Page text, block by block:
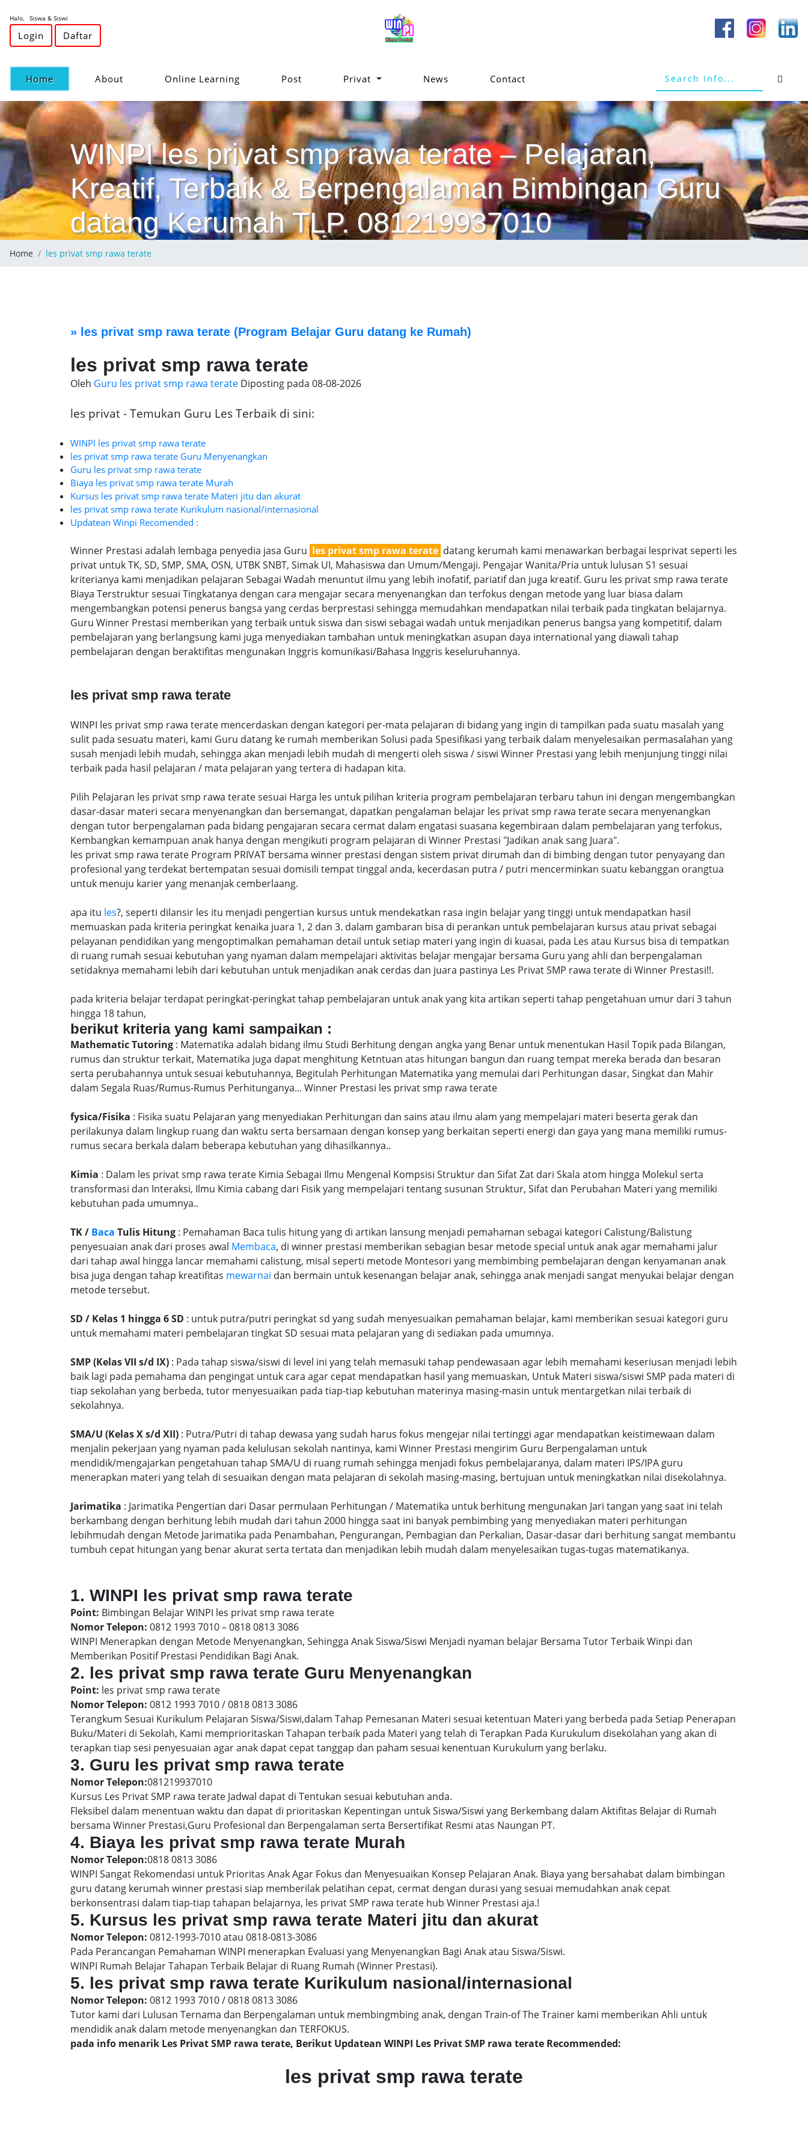
Halo, Siswa & Siswi
Login Daftar
Home(current) About Online Learning Post Privat News Contact
WINPI les privat smp rawa terate – Pelajaran,
Kreatif, Terbaik & Berpengalaman Bimbingan Guru
datang Kerumah TLP. 081219937010
Home les privat smp rawa terate
» les privat smp rawa terate (Program Belajar Guru datang ke Rumah)
les privat smp rawa terate
Oleh Guru les privat smp rawa terate Diposting pada 08-08-2026
les privat - Temukan Guru Les Terbaik di sini:
WINPI les privat smp rawa terate
les privat smp rawa terate Guru Menyenangkan
Guru les privat smp rawa terate
Biaya les privat smp rawa terate Murah
Kursus les privat smp rawa terate Materi jitu dan akurat
les privat smp rawa terate Kurikulum nasional/internasional
Updatean Winpi Recomended :
Winner Prestasi adalah lembaga penyedia jasa Guru les privat smp rawa terate datang kerumah kami menawarkan berbagai lesprivat seperti les
privat untuk TK, SD, SMP, SMA, OSN, UTBK SNBT, Simak UI, Mahasiswa dan Umum/Mengaji. Pengajar Wanita/Pria untuk lulusan S1 sesuai
kriterianya kami menjadikan pelajaran Sebagai Wadah menuntut ilmu yang lebih inofatif, pariatif dan juga kreatif. Guru les privat smp rawa terate
Biaya Terstruktur sesuai Tingkatanya dengan cara mengajar secara menyenangkan dan terfokus dengan metode yang luar biasa dalam
mengembangkan potensi penerus bangsa yang cerdas berprestasi sehingga memudahkan mendapatkan nilai terbaik pada tingkatan belajarnya.
Guru Winner Prestasi memberikan yang terbaik untuk siswa dan siswi sebagai wadah untuk menjadikan penerus bangsa yang kompetitif, dalam
pembelajaran yang berlangsung kami juga menyediakan tambahan untuk meningkatkan asupan daya international yang diawali tahap
pembelajaran dengan beraktifitas mengunakan Inggris komunikasi/Bahasa Inggris keseluruhannya.
les privat smp rawa terate
WINPI les privat smp rawa terate mencerdaskan dengan kategori per-mata pelajaran di bidang yang ingin di tampilkan pada suatu masalah yang
sulit pada sesuatu materi, kami Guru datang ke rumah memberikan Solusi pada Spesifikasi yang terbaik dalam menyelesaikan permasalahan yang
susah menjadi lebih mudah, sehingga akan menjadi lebih mudah di mengerti oleh siswa / siswi Winner Prestasi yang lebih menjunjung tinggi nilai
terbaik pada hasil pelajaran / mata pelajaran yang tertera di hadapan kita.
Pilih Pelajaran les privat smp rawa terate sesuai Harga les untuk pilihan kriteria program pembelajaran terbaru tahun ini dengan mengembangkan
dasar-dasar materi secara menyenangkan dan bersemangat, dapatkan pengalaman belajar les privat smp rawa terate secara menyenangkan
dengan tutor berpengalaman pada bidang pengajaran secara cermat dalam engatasi suasana kegembiraan dalam pembelajaran yang terfokus,
Kembangkan kemampuan anak hanya dengan mengikuti program pelajaran di Winner Prestasi "Jadikan anak sang Juara".
les privat smp rawa terate Program PRIVAT bersama winner prestasi dengan sistem privat dirumah dan di bimbing dengan tutor penyayang dan
profesional yang terdekat bertempatan sesuai domisili tempat tinggal anda, kecerdasan putra / putri mencerminkan suatu kebanggan orangtua
untuk menuju karier yang menanjak cemberlaang.
apa itu les?, seperti dilansir les itu menjadi pengertian kursus untuk mendekatkan rasa ingin belajar yang tinggi untuk mendapatkan hasil
memuaskan pada kriteria peringkat kenaika juara 1, 2 dan 3. dalam gambaran bisa di perankan untuk pembelajaran kursus atau privat sebagai
pelayanan pendidikan yang mengoptimalkan pemahaman detail untuk setiap materi yang ingin di kuasai, pada Les atau Kursus bisa di tempatkan
di ruang rumah sesuai kebutuhan yang nyaman dalam mempelajari aktivitas belajar mengajar bersama Guru yang ahli dan berpengalaman
setidaknya memahami lebih dari kebutuhan untuk menjadikan anak cerdas dan juara pastinya Les Privat SMP rawa terate di Winner Prestasi!!.
pada kriteria belajar terdapat peringkat-peringkat tahap pembelajaran untuk anak yang kita artikan seperti tahap pengetahuan umur dari 3 tahun
hingga 18 tahun,
berikut kriteria yang kami sampaikan :
Mathematic Tutoring : Matematika adalah bidang ilmu Studi Berhitung dengan angka yang Benar untuk menentukan Hasil Topik pada Bilangan,
rumus dan struktur terkait, Matematika juga dapat menghitung Ketntuan atas hitungan bangun dan ruang tempat mereka berada dan besaran
serta perubahannya untuk sesuai kebutuhannya, Begitulah Perhitungan Matematika yang memulai dari Perhitungan dasar, Singkat dan Mahir
dalam Segala Ruas/Rumus-Rumus Perhitunganya... Winner Prestasi les privat smp rawa terate
fysica/Fisika : Fisika suatu Pelajaran yang menyediakan Perhitungan dan sains atau ilmu alam yang mempelajari materi beserta gerak dan
perilakunya dalam lingkup ruang dan waktu serta bersamaan dengan konsep yang berkaitan seperti energi dan gaya yang mana memiliki rumus-
rumus secara berkala dalam beberapa kebutuhan yang dihasilkannya..
Kimia : Dalam les privat smp rawa terate Kimia Sebagai Ilmu Mengenal Kompsisi Struktur dan Sifat Zat dari Skala atom hingga Molekul serta
transformasi dan Interaksi, Ilmu Kimia cabang dari Fisik yang mempelajari tentang susunan Struktur, Sifat dan Perubahan Materi yang memiliki
kebutuhan pada umumnya..
TK / Baca Tulis Hitung : Pemahaman Baca tulis hitung yang di artikan lansung menjadi pemahaman sebagai kategori Calistung/Balistung
penyesuaian anak dari proses awal Membaca, di winner prestasi memberikan sebagian besar metode special untuk anak agar memahami jalur
dari tahap awal hingga lancar memahami calistung, misal seperti metode Montesori yang membimbing pembelajaran dengan kenyamanan anak
bisa juga dengan tahap kreatifitas mewarnai dan bermain untuk kesenangan belajar anak, sehingga anak menjadi sangat menyukai belajar dengan
metode tersebut.
SD / Kelas 1 hingga 6 SD : untuk putra/putri peringkat sd yang sudah menyesuaikan pemahaman belajar, kami memberikan sesuai kategori guru
untuk memahami materi pembelajaran tingkat SD sesuai mata pelajaran yang di sediakan pada umumnya.
SMP (Kelas VII s/d IX) : Pada tahap siswa/siswi di level ini yang telah memasuki tahap pendewasaan agar lebih memahami keseriusan menjadi lebih
baik lagi pada pemahama dan pengingat untuk cara agar cepat mendapatkan hasil yang memuaskan, Untuk Materi siswa/siswi SMP pada materi di
tiap sekolahan yang berbeda, tutor menyesuaikan pada tiap-tiap kebutuhan materinya masing-masin untuk mentargetkan nilai terbaik di
sekolahnya.
SMA/U (Kelas X s/d XII) : Putra/Putri di tahap dewasa yang sudah harus fokus mengejar nilai tertinggi agar mendapatkan keistimewaan dalam
menjalin pekerjaan yang nyaman pada kelulusan sekolah nantinya, kami Winner Prestasi mengirim Guru Berpengalaman untuk
mendidik/mengajarkan pengetahuan tahap SMA/U di ruang rumah sehingga menjadi fokus pembelajaranya, dalam materi IPS/IPA guru
menerapkan materi yang telah di sesuaikan dengan mata pelajaran di sekolah masing-masing, bertujuan untuk meningkatkan nilai disekolahnya.
Jarimatika : Jarimatika Pengertian dari Dasar permulaan Perhitungan / Matematika untuk berhitung mengunakan Jari tangan yang saat ini telah
berkambang dengan berhitung lebih mudah dari tahun 2000 hingga saat ini banyak pembimbing yang menyediakan materi perhitungan
lebihmudah dengan Metode Jarimatika pada Penambahan, Pengurangan, Pembagian dan Perkalian, Dasar-dasar dari berhitung sangat membantu
tumbuh cepat hitungan yang benar akurat serta tertata dan menjadikan lebih mudah dalam menyelesaikan tugas-tugas matematikanya.
1. WINPI les privat smp rawa terate
Point: Bimbingan Belajar WINPI les privat smp rawa terate
Nomor Telepon: 0812 1993 7010 – 0818 0813 3086
WINPI Menerapkan dengan Metode Menyenangkan, Sehingga Anak Siswa/Siswi Menjadi nyaman belajar Bersama Tutor Terbaik Winpi dan
Memberikan Positif Prestasi Pendidikan Bagi Anak.
2. les privat smp rawa terate Guru Menyenangkan
Point: les privat smp rawa terate
Nomor Telepon: 0812 1993 7010 / 0818 0813 3086
Terangkum Sesuai Kurikulum Pelajaran Siswa/Siswi,dalam Tahap Pemesanan Materi sesuai ketentuan Materi yang berbeda pada Setiap Penerapan
Buku/Materi di Sekolah, Kami memprioritaskan Tahapan terbaik pada Materi yang telah di Terapkan Pada Kurukulum disekolahan yang akan di
terapkan tiap sesi penyesuaian agar anak dapat cepat tanggap dan paham sesuai kenentuan Kurukulum yang berlaku.
3. Guru les privat smp rawa terate
Nomor Telepon:081219937010
Kursus Les Privat SMP rawa terate Jadwal dapat di Tentukan sesuai kebutuhan anda.
Fleksibel dalam menentuan waktu dan dapat di prioritaskan Kepentingan untuk Siswa/Siswi yang Berkembang dalam Aktifitas Belajar di Rumah
bersama Winner Prestasi,Guru Profesional dan Berpengalaman serta Bersertifikat Resmi atas Naungan PT.
4. Biaya les privat smp rawa terate Murah
Nomor Telepon:0818 0813 3086
WINPI Sangat Rekomendasi untuk Prioritas Anak Agar Fokus dan Menyesuaikan Konsep Pelajaran Anak. Biaya yang bersahabat dalam bimbingan
guru datang kerumah winner prestasi siap memberilak pelatihan cepat, cermat dengan durasi yang sesuai memudahkan anak cepat
berkonsentrasi dalam tiap-tiap tahapan belajarnya, les privat SMP rawa terate hub Winner Prestasi aja.!
5. Kursus les privat smp rawa terate Materi jitu dan akurat
Nomor Telepon: 0812-1993-7010 atau 0818-0813-3086
Pada Perancangan Pemahaman WINPI menerapkan Evaluasi yang Menyenangkan Bagi Anak atau Siswa/Siswi.
WINPI Rumah Belajar Tahapan Terbaik Belajar di Ruang Rumah (Winner Prestasi).
5. les privat smp rawa terate Kurikulum nasional/internasional
Nomor Telepon: 0812 1993 7010 / 0818 0813 3086
Tutor kami dari Lulusan Ternama dan Berpengalaman untuk membingmbing anak, dengan Train-of The Trainer kami memberikan Ahli untuk
mendidik anak dalam metode menyenangkan dan TERFOKUS.
pada info menarik Les Privat SMP rawa terate, Berikut Updatean WINPI Les Privat SMP rawa terate Recommended:
les privat smp rawa terate